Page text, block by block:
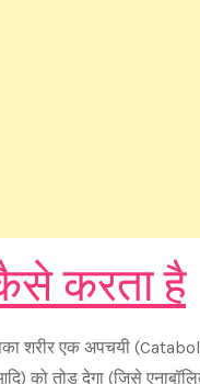
करता है
शरीर एक अपचयी
को तोड़ देगा (जिसे